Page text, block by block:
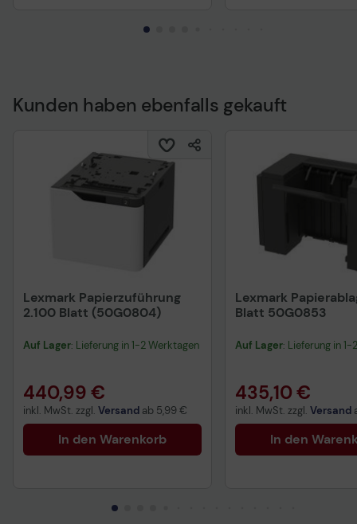
Technisches
Kunden haben ebenfalls gekauft
Lexmark Papierzuführung
2.100 Blatt (50G0804)
Auf Lager: Lieferung in 1-2 Werktagen
440,99 €
inkl. MwSt. zzgl. Versand ab 5,99 €
In den Warenkorb
Lexmark
Blatt 50G0853
Auf Lager: Lieferung in
435,10 €
inkl. MwSt. zzgl. Versand
In den